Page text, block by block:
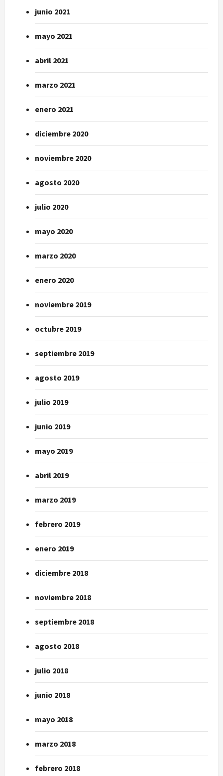
junio 2021
mayo 2021
abril 2021
marzo 2021
enero 2021
diciembre 2020
noviembre 2020
agosto 2020
julio 2020
mayo 2020
marzo 2020
enero 2020
noviembre 2019
octubre 2019
septiembre 2019
agosto 2019
julio 2019
junio 2019
mayo 2019
abril 2019
marzo 2019
febrero 2019
enero 2019
diciembre 2018
noviembre 2018
septiembre 2018
agosto 2018
julio 2018
junio 2018
mayo 2018
marzo 2018
febrero 2018